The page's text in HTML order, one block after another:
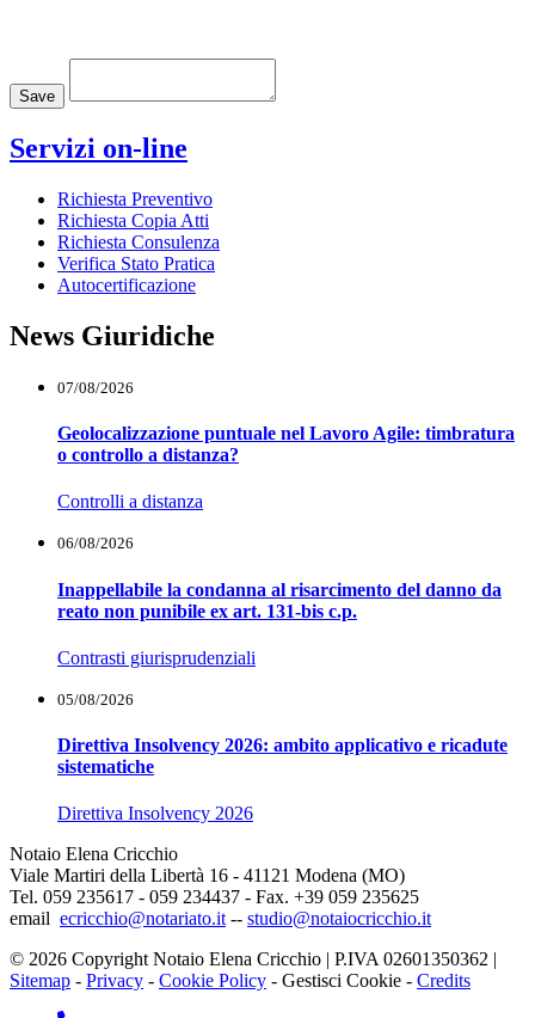
Save
Servizi on-line
Richiesta Preventivo
Richiesta Copia Atti
Richiesta Consulenza
Verifica Stato Pratica
Autocertificazione
News Giuridiche
07/08/2026
Geolocalizzazione puntuale nel Lavoro Agile: timbratura
o controllo a distanza?
Controlli a distanza
06/08/2026
Inappellabile la condanna al risarcimento del danno da
reato non punibile ex art. 131-bis c.p.
Contrasti giurisprudenziali
05/08/2026
Direttiva Insolvency 2026: ambito applicativo e ricadute
sistematiche
Direttiva Insolvency 2026
Notaio Elena Cricchio
Viale Martiri della Libertà 16 - 41121 Modena (MO)
Tel. 059 235617 - 059 234437 - Fax. +39 059 235625
email ecricchio@notariato.it-- studio@notaiocricchio.it
© 2026 Copyright Notaio Elena Cricchio | P.IVA 02601350362 |
Sitemap - Privacy - Cookie Policy - Gestisci Cookie - Credits